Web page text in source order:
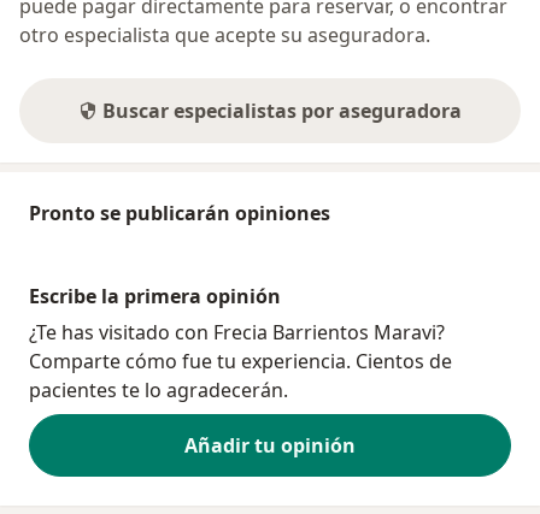
puede pagar directamente para reservar, o encontrar
otro especialista que acepte su aseguradora.
Buscar especialistas por aseguradora
Pronto se publicarán opiniones
Escribe la primera opinión
¿Te has visitado con Frecia Barrientos Maravi?
Comparte cómo fue tu experiencia. Cientos de
pacientes te lo agradecerán.
Añadir tu opinión